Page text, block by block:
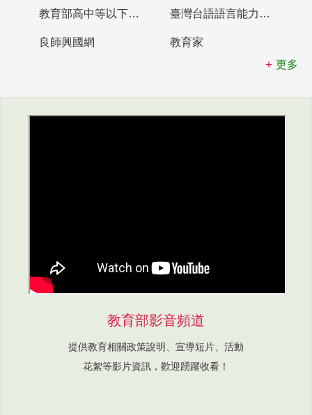
教育部高中等以下學校及幼兒園教師資格檢定考試 臺灣台語語言能力認證網站
良師興國網
教育家
更多
教育部影音頻道
提供教育相關政策說明、宣導短片、活動
花絮等影片資訊，歡迎踴躍收看！